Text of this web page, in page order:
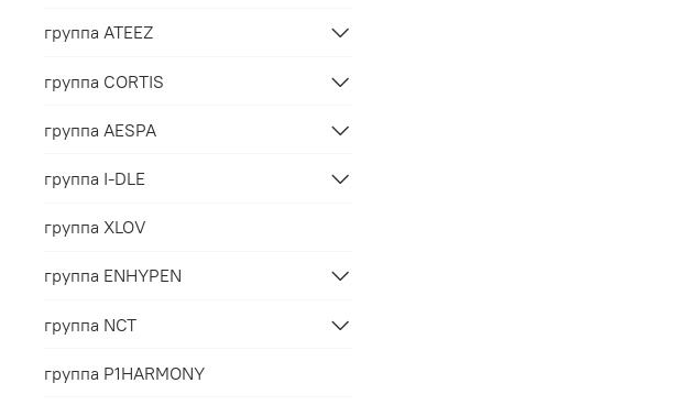
группа ATEEZ
группа CORTIS
группа AESPA
группа I-DLE
группа XLOV
группа ENHYPEN
группа NCT
группа P1HARMONY